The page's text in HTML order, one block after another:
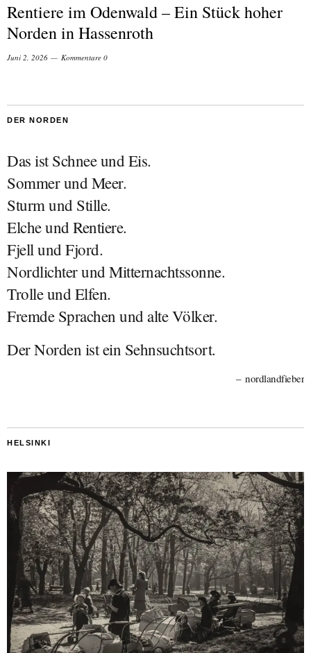
Rentiere im Odenwald – Ein Stück hoher
Norden in Hassenroth
Juni 2, 2026 Kommentare 0
DER NORDEN
Das ist Schnee und Eis.
Sommer und Meer.
Sturm und Stille.
Elche und Rentiere.
Fjell und Fjord.
Nordlichter und Mitternachtssonne.
Trolle und Elfen.
Fremde Sprachen und alte Völker.
Der Norden ist ein Sehnsuchtsort.
nordlandfieber
HELSINKI